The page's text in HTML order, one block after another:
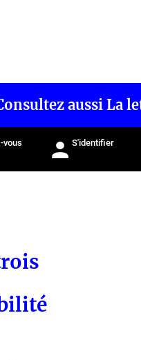
aussi La
vous S'identifier